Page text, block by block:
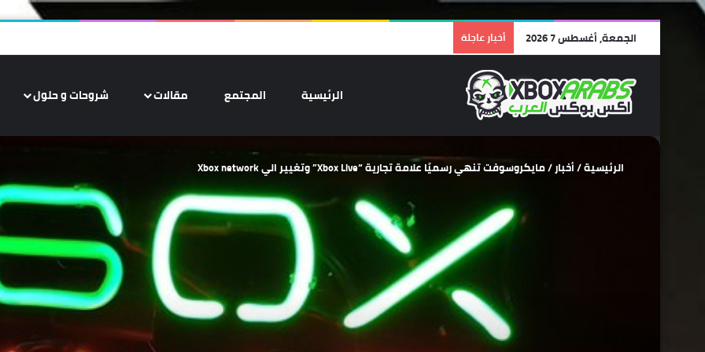
الجمعة, أغسطس 7 2026 أخبار عاجلة
الرئيسية المجتمع مقالات شروحات و حلول
الرئيسية/أخبار/مايكروسوفت تنهي رسميًا علامة تجارية “Xbox Live” وتغيير الي Xbox network